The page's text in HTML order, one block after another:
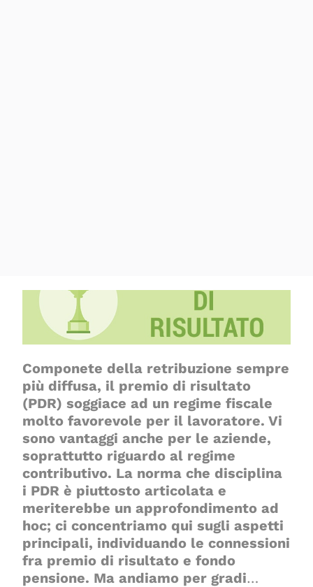
Componete della retribuzione sempre
più diffusa, il premio di risultato
(PDR) soggiace ad un regime fiscale
molto favorevole per il lavoratore. Vi
sono vantaggi anche per le aziende,
soprattutto riguardo al regime
contributivo. La norma che disciplina
i PDR è piuttosto articolata e
meriterebbe un approfondimento ad
hoc; ci concentriamo qui sugli aspetti
principali, individuando le connessioni
fra premio di risultato e fondo
pensione. Ma andiamo per gradi…